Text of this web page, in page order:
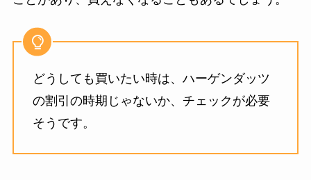
どうしても買いたい時は、ハーゲンダッツ
の割引の時期じゃないか、チェックが必要
そうです。